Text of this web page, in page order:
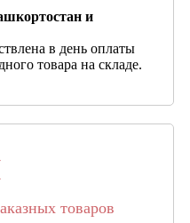
и
в день оплаты
товара на складе.
товаров